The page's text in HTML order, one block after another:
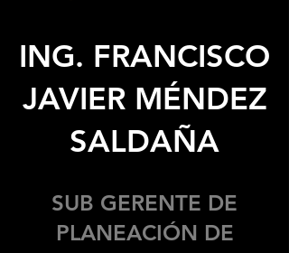
ING. FRANCISCO
JAVIER MÉNDEZ
SALDAÑA
SUB GERENTE DE
PLANEACIÓN DE